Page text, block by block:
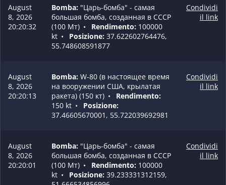
August
8, 2026
20:20:32
Bomba: "Царь-бомба" - самая
большая бомба, созданная в СССР
(100 Мт) • Rendimento: 100000
kt • Posizione: 37.622602764476,
55.748608591877
Condividi
il link
August
8, 2026
20:20:13
Bomba: W-80 (в настоящее время
на вооружении США, крылатая
ракета) (150 кт) •
Rendimento:
150 kt •
Posizione:
37.46605670001, 55.722039692981
Condividi
il link
August
8, 2026
20:20:01
Bomba: "Царь-бомба" - самая
большая бомба, созданная в СССР
(100 Мт) • Rendimento: 100000
kt • Posizione: 39.233331312159,
Condividi
il link